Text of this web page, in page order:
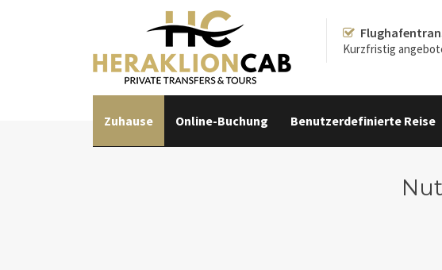
Kurzfristig
Zuhause Online-Buchung Benutzerdefinierte Reise